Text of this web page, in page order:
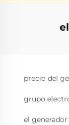
precio del
grupo
el generador